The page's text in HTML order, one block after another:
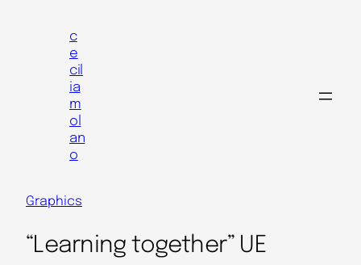
c
e
cil
ia
m
ol
an
o
Graphics
“Learning together” UE